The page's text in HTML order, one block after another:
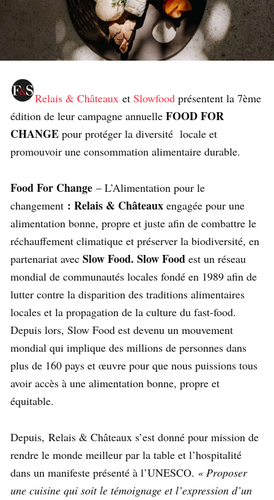
Relais & Châteaux et Slowfood présentent la 7ème
édition de leur campagne annuelle FOOD FOR
CHANGE pour protéger la diversité locale et
promouvoir une consommation alimentaire durable.
Food For Change – L’Alimentation pour le
changement : Relais & Châteaux engagée pour une
alimentation bonne, propre et juste afin de combattre le
réchauffement climatique et préserver la biodiversité, en
partenariat avec Slow Food. Slow Food est un réseau
mondial de communautés locales fondé en 1989 afin de
lutter contre la disparition des traditions alimentaires
locales et la propagation de la culture du fast-food.
Depuis lors, Slow Food est devenu un mouvement
mondial qui implique des millions de personnes dans
plus de 160 pays et œuvre pour que nous puissions tous
avoir accès à une alimentation bonne, propre et
équitable.
Depuis, Relais & Châteaux s’est donné pour mission de
rendre le monde meilleur par la table et l’hospitalité
dans un manifeste présenté à l’UNESCO. « Proposer
une cuisine qui soit le témoignage et l’expression d’un